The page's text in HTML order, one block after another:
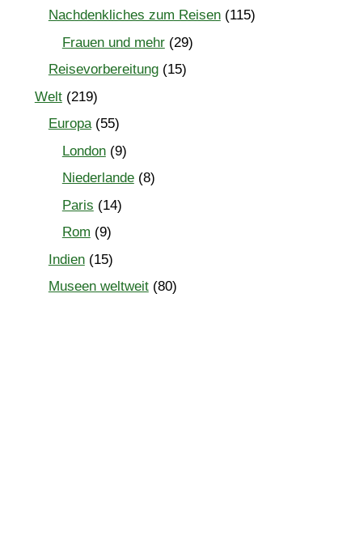
Nachdenkliches zum Reisen(115)
Frauen und mehr(29)
Reisevorbereitung(15)
Welt(219)
Europa(55)
London(9)
Niederlande(8)
Paris (14)
Rom (9)
Indien(15)
Museen weltweit(80)